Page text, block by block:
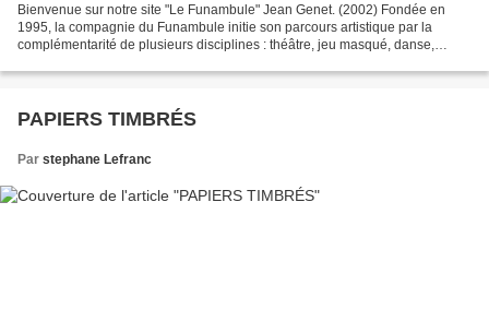
Bienvenue sur notre site "Le Funambule" Jean Genet. (2002) Fondée en
1995, la compagnie du Funambule initie son parcours artistique par la
complémentarité de plusieurs disciplines : théâtre, jeu masqué, danse,
PAPIERS TIMBRÉS
Par stephane Lefranc